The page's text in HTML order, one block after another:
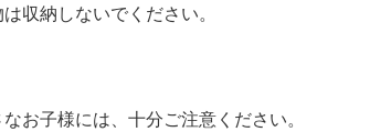
収納しないでください。
お子様には、十分ご注意ください。